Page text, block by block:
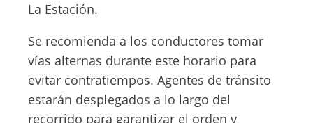
La Estación.
Se recomienda a los conductores tomar
vías alternas durante este horario para
evitar contratiempos. Agentes de tránsito
estarán desplegados a lo largo del
recorrido para garantizar el orden y